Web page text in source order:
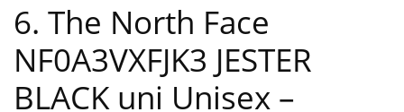
6. The North Face
NF0A3VXFJK3 JESTER
BLACK uni Unisex –